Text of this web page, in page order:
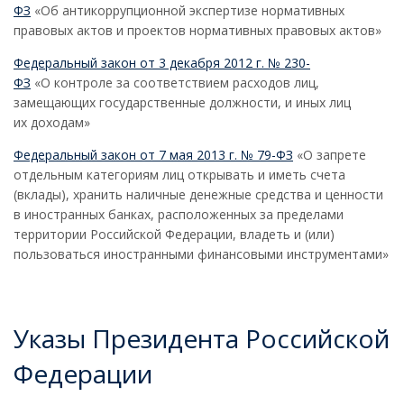
ФЗ «Об антикоррупционной экспертизе нормативных
правовых актов и проектов нормативных правовых актов»
Федеральный закон от 3 декабря 2012 г. № 230-
ФЗ «О контроле за соответствием расходов лиц,
замещающих государственные должности, и иных лиц
их доходам»
Федеральный закон от 7 мая 2013 г. № 79-ФЗ «О запрете
отдельным категориям лиц открывать и иметь счета
(вклады), хранить наличные денежные средства и ценности
в иностранных банках, расположенных за пределами
территории Российской Федерации, владеть и (или)
пользоваться иностранными финансовыми инструментами»
Указы Президента Российской
Федерации